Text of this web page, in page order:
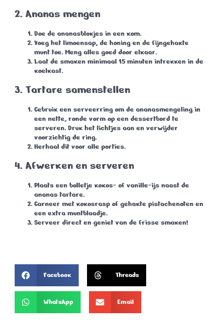
2. Ananas mengen
Doe de ananasblokjes in een kom.
Voeg het limoensap, de honing en de fijngehakte
munt toe. Meng alles goed door elkaar.
Laat de smaken minimaal 15 minuten intrekken in de
koelkast.
3. Tartare samenstellen
Gebruik een serveerring om de ananasmengeling in
een nette, ronde vorm op een dessertbord te
serveren. Druk het lichtjes aan en verwijder
voorzichtig de ring.
Herhaal dit voor alle porties.
4. Afwerken en serveren
Plaats een bolletje kokos- of vanille-ijs naast de
ananas tartare.
Garneer met kokosrasp of gehakte pistachenoten en
een extra muntblaadje.
Serveer direct en geniet van de frisse smaken!
Facebook Threads
WhatsApp Email